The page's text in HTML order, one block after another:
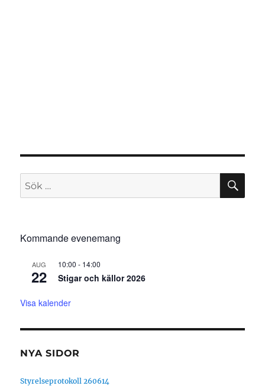
Sök
efter:
Kommande evenemang
AUG
22
10:00 - 14:00
Stigar och källor 2026
Visa kalender
NYA SIDOR
Styrelseprotokoll 260614